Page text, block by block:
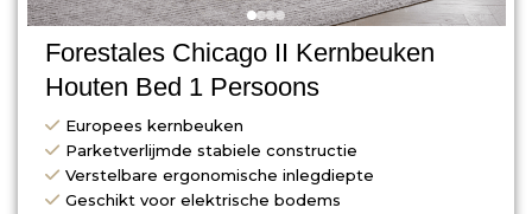
Forestales Chicago II Kernbeuken
Houten Bed 1 Persoons
Europees kernbeuken
Parketverlijmde stabiele constructie
Verstelbare ergonomische inlegdiepte
Geschikt voor elektrische bodems